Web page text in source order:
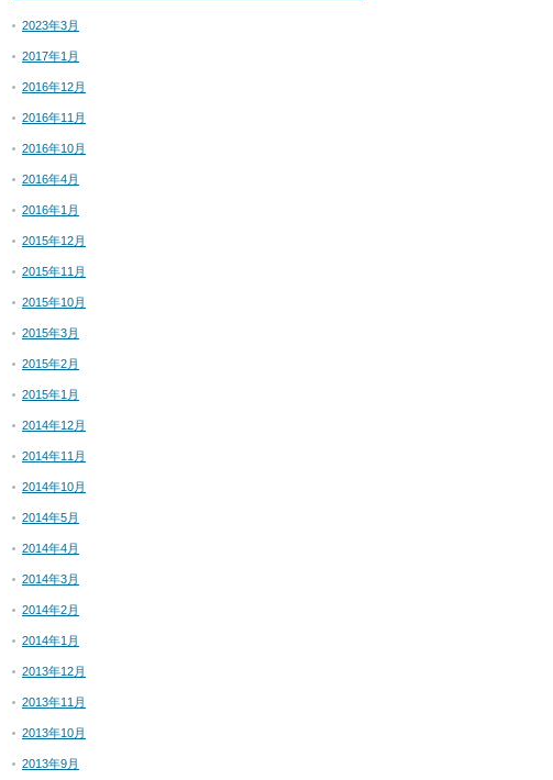
2023年3月
2017年1月
2016年12月
2016年11月
2016年10月
2016年4月
2016年1月
2015年12月
2015年11月
2015年10月
2015年3月
2015年2月
2015年1月
2014年12月
2014年11月
2014年10月
2014年5月
2014年4月
2014年3月
2014年2月
2014年1月
2013年12月
2013年11月
2013年10月
2013年9月